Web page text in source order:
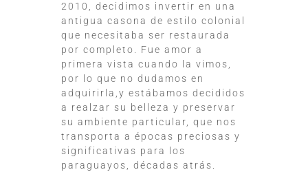
2010, decidimos invertir en una
antigua casona de estilo colonial
que necesitaba ser restaurada
por completo. Fue amor a
primera vista cuando la vimos,
por lo que no dudamos en
adquirirla,y estábamos decididos
a realzar su belleza y preservar
su ambiente particular, que nos
transporta a épocas preciosas y
significativas para los
paraguayos, décadas atrás.